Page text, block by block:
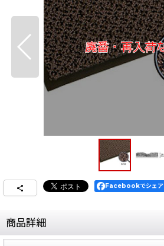
Facebookでシェア
商品詳細